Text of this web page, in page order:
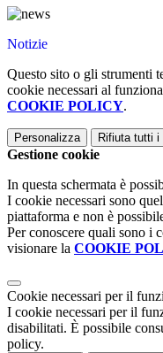
Notizie
Questo sito o gli strumenti
cookie necessari al
COOKIE POLICY.
Personalizza Rifiuta tutti i
Gestione cookie
In questa schermata è
I cookie necessari sono
piattaforma e non è
Per conoscere quali sono i
visionare la COOKIE
Cookie necessari per il
I cookie necessari per il
disabilitati. È possibile
policy.